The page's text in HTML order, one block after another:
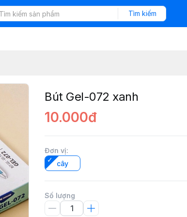
Tìm kiếm
Bút Gel-072 xanh
10.000đ
Đơn vị:
cây
Số lượng